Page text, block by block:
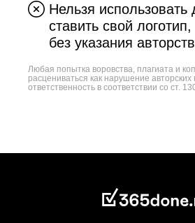
Нельзя
ставить свой
без указания
Любая попытка воровства, плагиата и
расцениваться как нарушение авторских
ответственность в соответствии со ст.